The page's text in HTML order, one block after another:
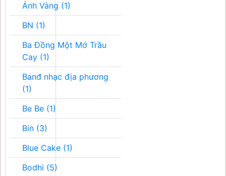
Ánh Vàng (1)
BN (1)
Ba Đồng Một Mớ Trầu
Cay (1)
Banđ nhạc địa phương
(1)
Be Be (1)
Bin (3)
Blue Cake (1)
Bodhi (5)